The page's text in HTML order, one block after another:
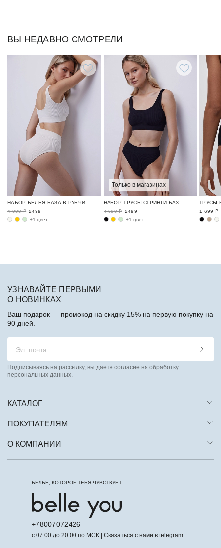
ВЫ НЕДАВНО СМОТРЕЛИ
4 999 ₽ 2499
+1 цвет
Только в магазинах
4 999 ₽ 2499
+1 цвет
1 699 ₽
КАТАЛОГ
ПОКУПАТЕЛЯМ
О КОМПАНИИ
УЗНАВАЙТЕ ПЕРВЫМИ
О НОВИНКАХ
Ваш подарок — промокод на скидку 15% на первую покупку на
90 дней.
Подписываясь на рассылку, вы даете согласие на обработку
персональных данных.
БЕЛЬЕ, КОТОРОЕ ТЕБЯ ЧУВСТВУЕТ
+78007072426
с 07:00 до 20:00 по МСК | Связаться с нами в telegram